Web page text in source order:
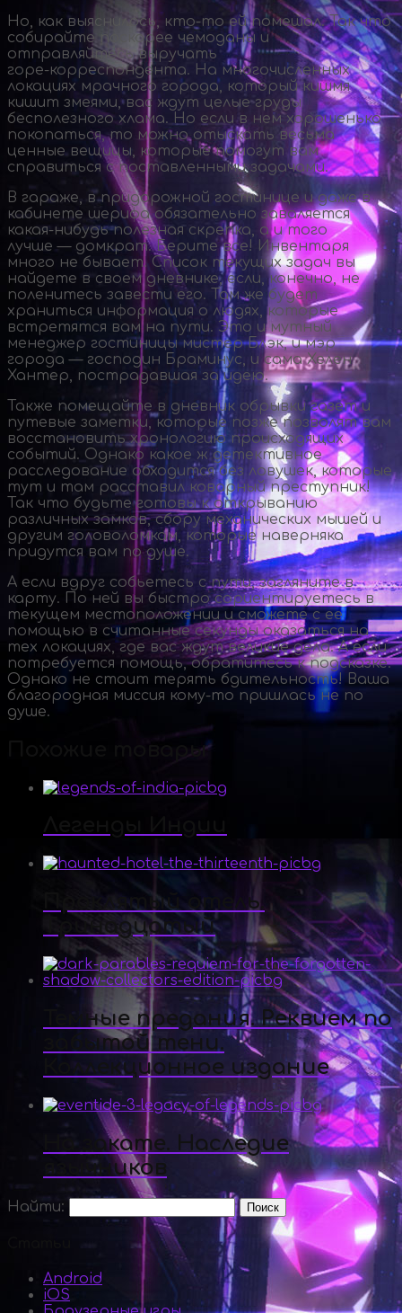
Но, как выяснилось, кто-то ей помешал. Так что
собирайте поскорее чемоданы и
отправляйтесь выручать
горе-корреспондента. На многочисленных
локациях мрачного города, который кишмя
кишит змеями, вас ждут целые груды
бесполезного хлама. Но если в нем хорошенько
покопаться, то можно отыскать весьма
ценные вещицы, которые помогут вам
справиться с поставленными задачами.
В гараже, в придорожной гостинице и даже в
кабинете шерифа обязательно заваляется
какая-нибудьполезная скрепка, а и того
лучше — домкрат. Берите все! Инвентаря
много не бывает. Список текущих задач вы
найдете в своем дневнике, если, конечно, не
поленитесь завести его. Там же будет
храниться информация о людях, которые
встретятся вам на пути. Это и мутный
менеджер гостиницы мистер Блэк, и мэр
города — господин Браминус, и сама Хелен
Хантер, пострадавшая за идею.
Также помещайте в дневник обрывки газет и
путевые заметки, которые позже позволят вам
восстановить хронологию происходящих
событий. Однако какое ж детективное
расследование обходится без ловушек, которые
тут и там расставил коварный преступник!
Так что будьте готовы к открыванию
различных замков, сбору механических мышей и
другим головоломкам, которые наверняка
придутся вам по душе.
А если вдруг собьетесь с пути, загляните в
карту. По ней вы быстро сориентируетесь в
текущем местоположении и сможете с ее
помощью в считанные секунды оказаться на
тех локациях, где вас ждут великие дела. А если
потребуется помощь, обратитесь к подсказке.
Однако не стоит терять бдительность! Ваша
благородная миссия кому-то пришлась не по
душе.
Похожие товары
Проклятый отель.
Тринадцатый
Темные предания. Реквием по
забытой тени.
Коллекционное издание
На закате. Наследие
язычников
Найти:
Android
iOS